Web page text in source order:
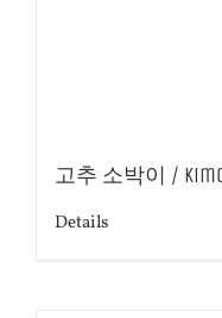
고추 소박이 /
Details